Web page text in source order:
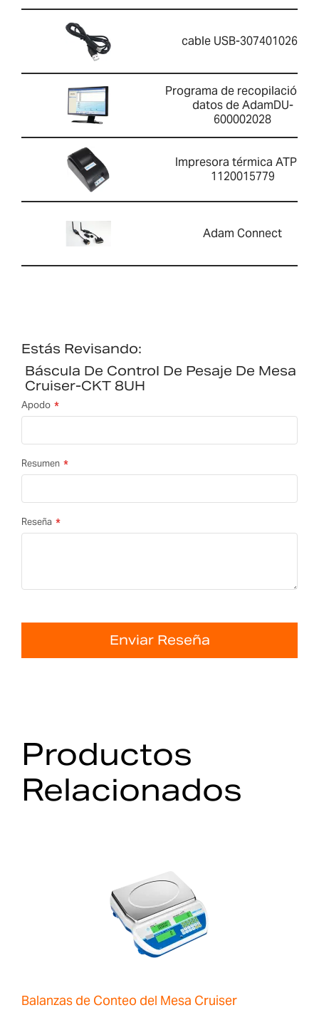
cable USB-3074010267
Programa de recopilación de
datos de AdamDU-
600002028
Impresora térmica ATP 2-
1120015779
Adam Connect
Estás Revisando:
Báscula De Control De Pesaje De Mesa
Cruiser-CKT 8UH
Apodo
Resumen
Reseña
Enviar Reseña
Productos
Relacionados
Balanzas de Conteo del Mesa Cruiser